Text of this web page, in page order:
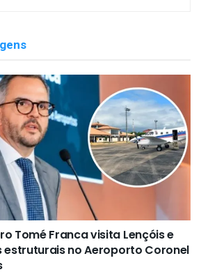
Tomé Franca visita Lençóis e
estruturais no Aeroporto Coronel